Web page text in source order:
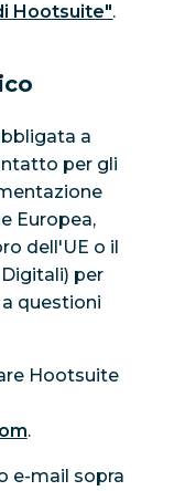
Hootsuite".
a
per gli
Europea,
dell'UE o il
per
questioni
Hootsuite
.
e-mail sopra